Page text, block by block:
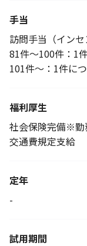
手当
訪問手当（インセ
81件～100件：1
101件～：1件に
福利厚生
社会保険完備※勤
交通費規定支給
定年
-
試用期間